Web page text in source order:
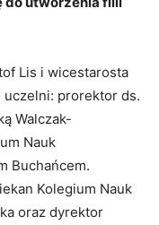
Lis i wicestarosta
uczelni: prorektor ds.
Walczak-
Nauk
Buchańcem.
Kolegium Nauk
oraz dyrektor